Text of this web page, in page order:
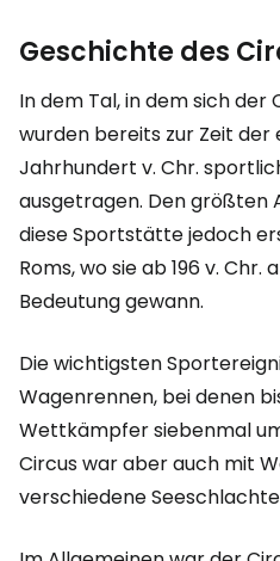
Geschichte des
In dem Tal, in dem sich der
wurden bereits zur Zeit der
Jahrhundert v. Chr.
ausgetragen. Den größten
diese Sportstätte jedoch
Roms, wo sie ab 196 v.
Bedeutung gewann.
Die wichtigsten
Wagenrennen, bei denen
Wettkämpfer siebenmal
Circus war aber auch mit
verschiedene